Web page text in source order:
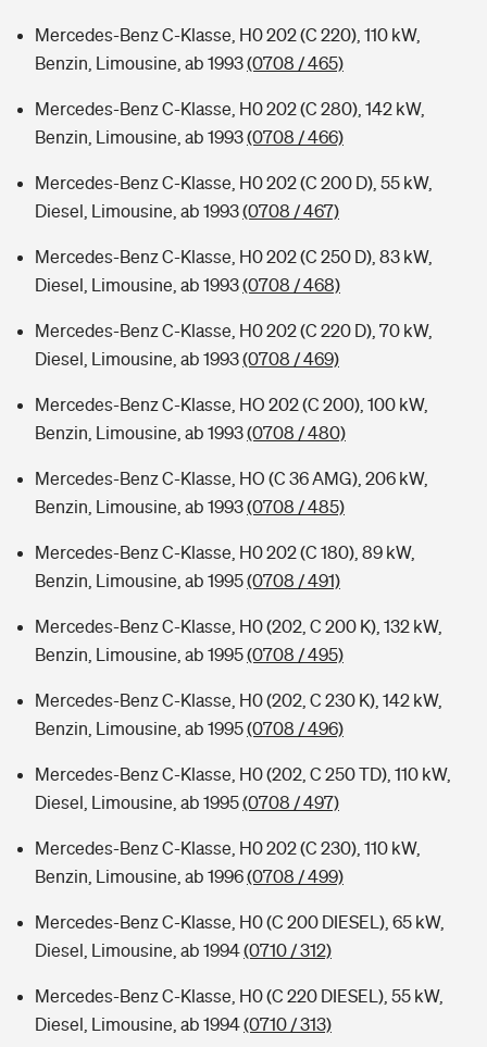
Tools
Kinderunfall-Check: Mehr Sicherheit für deine Kids
Sie haben Fragen?
Mercedes-Benz C-Klasse, H0 202 (C 220), 110 kW,
Benzin, Limousine, ab 1993(0708 / 465)
Mercedes-Benz C-Klasse, H0 202 (C 280), 142 kW,
Benzin, Limousine, ab 1993(0708 / 466)
Mercedes-Benz C-Klasse, H0 202 (C 200 D), 55 kW,
Diesel, Limousine, ab 1993(0708 / 467)
Mercedes-Benz C-Klasse, H0 202 (C 250 D), 83 kW,
Diesel, Limousine, ab 1993(0708 / 468)
Mercedes-Benz C-Klasse, H0 202 (C 220 D), 70 kW,
Diesel, Limousine, ab 1993(0708 / 469)
Mercedes-Benz C-Klasse, HO 202 (C 200), 100 kW,
Benzin, Limousine, ab 1993(0708 / 480)
Mercedes-Benz C-Klasse, HO (C 36 AMG), 206 kW,
Benzin, Limousine, ab 1993(0708 / 485)
Mercedes-Benz C-Klasse, H0 202 (C 180), 89 kW,
Benzin, Limousine, ab 1995(0708 / 491)
Mercedes-Benz C-Klasse, H0 (202, C 200 K), 132 kW,
Benzin, Limousine, ab 1995(0708 / 495)
Mercedes-Benz C-Klasse, H0 (202, C 230 K), 142 kW,
Benzin, Limousine, ab 1995(0708 / 496)
Mercedes-Benz C-Klasse, H0 (202, C 250 TD), 110 kW,
Diesel, Limousine, ab 1995(0708 / 497)
Mercedes-Benz C-Klasse, H0 202 (C 230), 110 kW,
Benzin, Limousine, ab 1996(0708 / 499)
Mercedes-Benz C-Klasse, H0 (C 200 DIESEL), 65 kW,
Diesel, Limousine, ab 1994(0710 / 312)
Mercedes-Benz C-Klasse, H0 (C 220 DIESEL), 55 kW,
Diesel, Limousine, ab 1994(0710 / 313)